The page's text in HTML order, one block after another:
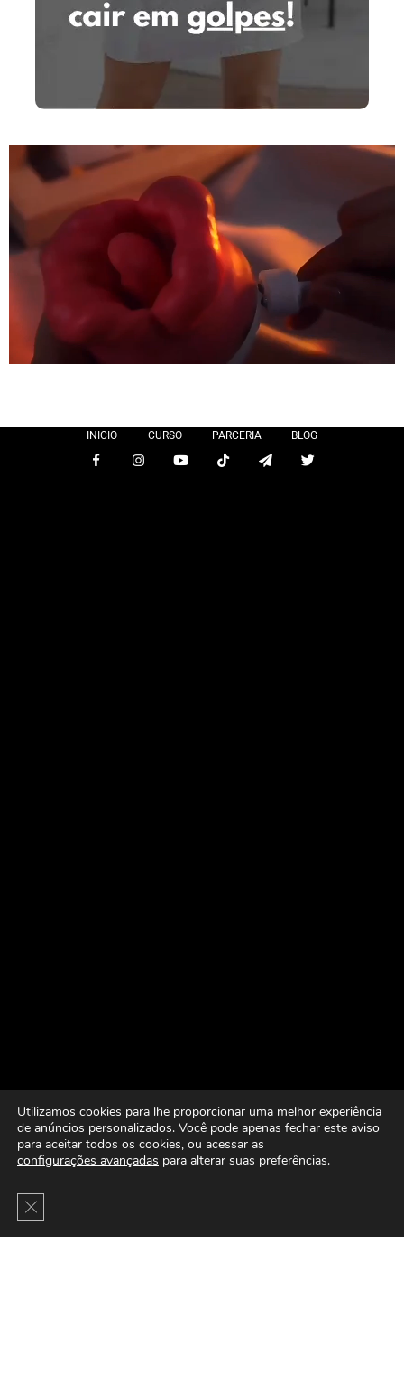
INICIO CURSO PARCERIA BLOG
Utilizamos cookies para lhe proporcionar uma melhor experiência
de anúncios personalizados. Você pode apenas fechar este aviso
para aceitar todos os cookies, ou acessar as
configurações avançadas para alterar suas preferências.
Close GDPR Cookie Banner